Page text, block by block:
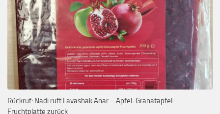
Rückruf: Nadi ruft Lavashak Anar – Apfel-Granatapfel-
Fruchtplatte zurück